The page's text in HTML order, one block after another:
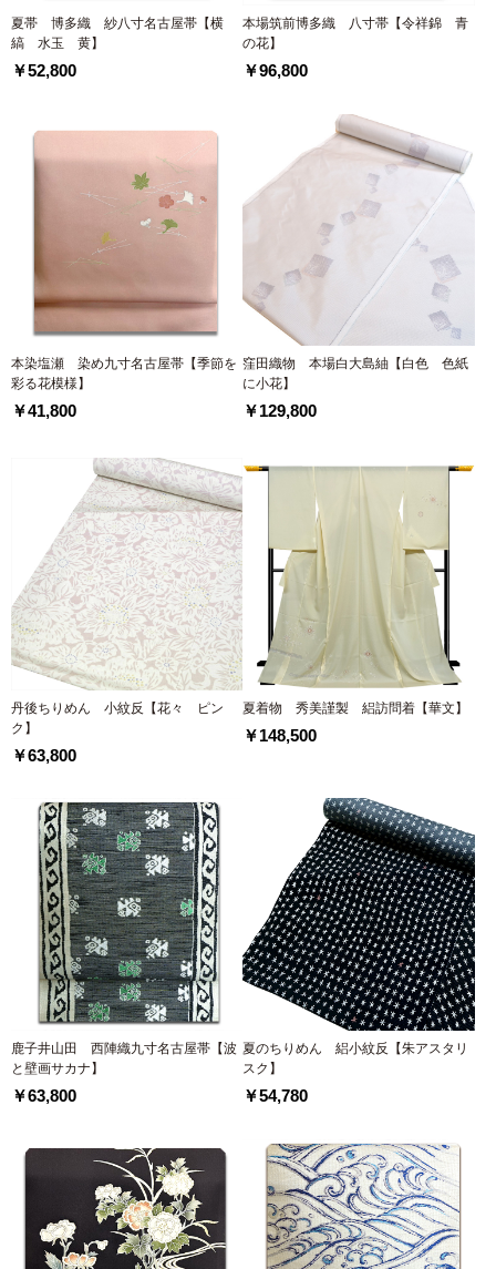
夏帯 博多織 紗八寸名古屋帯【横
縞 水玉 黄】
￥52,800
本場筑前博多織 八寸帯【令祥錦 青
の花】
￥96,800
本染塩瀬 染め九寸名古屋帯【季節を
彩る花模様】
￥41,800
窪田織物 本場白大島紬【白色 色紙
に小花】
￥129,800
丹後ちりめん 小紋反【花々 ピン
ク】
￥63,800
夏着物 秀美謹製 絽訪問着【華文】
￥148,500
鹿子井山田 西陣織九寸名古屋帯【波
と壁画サカナ】
￥63,800
夏のちりめん 絽小紋反【朱アスタリ
スク】
￥54,780